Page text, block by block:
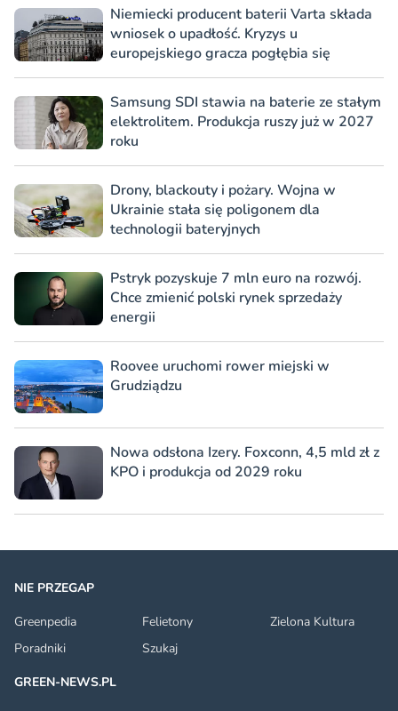
Niemiecki producent baterii Varta składa
wniosek o upadłość. Kryzys u
europejskiego gracza pogłębia się
Samsung SDI stawia na baterie ze stałym
elektrolitem. Produkcja ruszy już w 2027
roku
Drony, blackouty i pożary. Wojna w
Ukrainie stała się poligonem dla
technologii bateryjnych
Pstryk pozyskuje 7 mln euro na rozwój.
Chce zmienić polski rynek sprzedaży
energii
Roovee uruchomi rower miejski w
Grudziądzu
Nowa odsłona Izery. Foxconn, 4,5 mld zł z
KPO i produkcja od 2029 roku
NIE PRZEGAP
Greenpedia
Felietony
Zielona Kultura
Poradniki
Szukaj
GREEN-NEWS.PL